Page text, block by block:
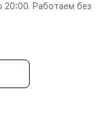
20:00. Работаем без